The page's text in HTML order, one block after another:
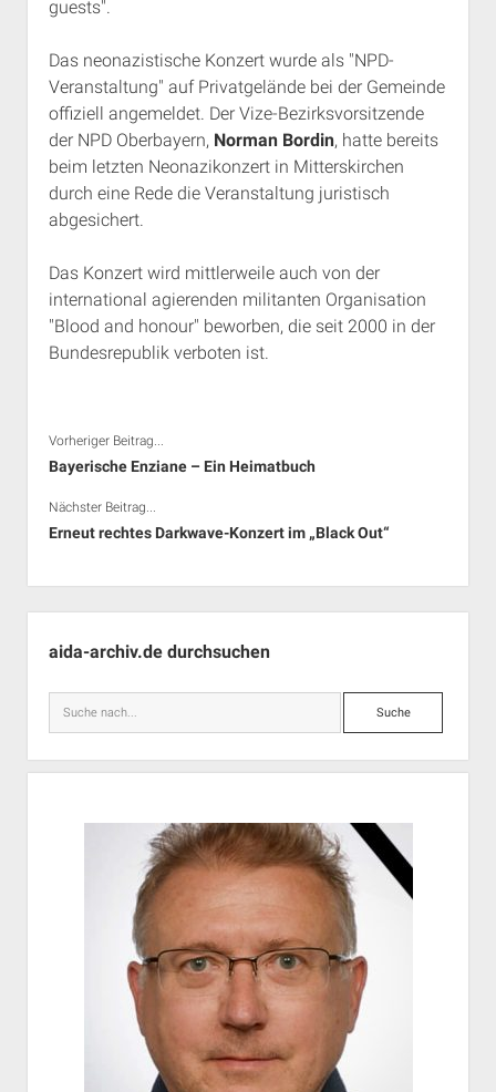
RSS-Feeds, Twitter & Facebook
Bibliothek
Kontakt & PGP-Key
guests".
Das neonazistische Konzert wurde als "NPD-
Veranstaltung" auf Privatgelände bei der Gemeinde
offiziell angemeldet. Der Vize-Bezirksvorsitzende
der NPD Oberbayern, Norman Bordin, hatte bereits
beim letzten Neonazikonzert in Mitterskirchen
durch eine Rede die Veranstaltung juristisch
abgesichert.
Das Konzert wird mittlerweile auch von der
international agierenden militanten Organisation
"Blood and honour" beworben, die seit 2000 in der
Bundesrepublik verboten ist.
Vorheriger Beitrag...
Bayerische Enziane – Ein Heimatbuch
Nächster Beitrag...
Erneut rechtes Darkwave-Konzert im „Black Out“
aida-archiv.de durchsuchen
Suche